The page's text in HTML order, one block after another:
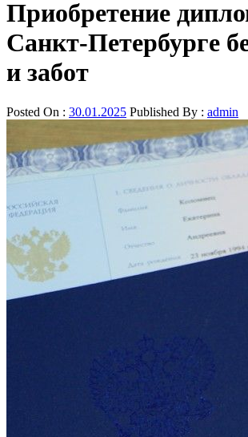
Приобретение
Санкт-Петербурге
и забот
Posted On : 30.01.2025 Published By : admin